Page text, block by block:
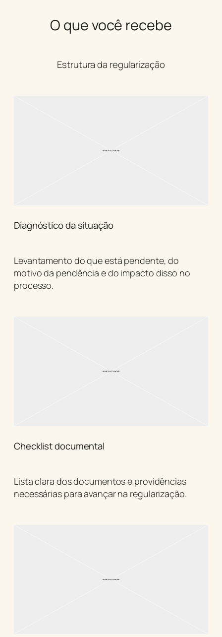
O que você recebe
Estrutura da regularização
Diagnóstico da situação
Levantamento do que está pendente, do
motivo da pendência e do impacto disso no
processo.
Checklist documental
Lista clara dos documentos e providências
necessárias para avançar na regularização.